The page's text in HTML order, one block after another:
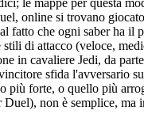
le mappe per questa
online si trovano
fatto che ogni saber ha il
stili di attacco (veloce,
in cavaliere Jedi, da
sfida l'avversario
più forte, o quello più
Duel), non è semplice, ma